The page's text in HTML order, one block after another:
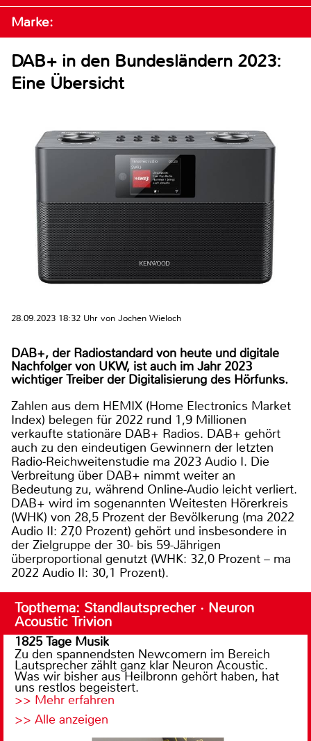
Marke:
DAB+ in den Bundesländern 2023:
Eine Übersicht
28.09.2023 18:32 Uhr von Jochen Wieloch
DAB+, der Radiostandard von heute und digitale
Nachfolger von UKW, ist auch im Jahr 2023
wichtiger Treiber der Digitalisierung des Hörfunks.
Zahlen aus dem HEMIX (Home Electronics Market
Index) belegen für 2022 rund 1,9 Millionen
verkaufte stationäre DAB+ Radios. DAB+ gehört
auch zu den eindeutigen Gewinnern der letzten
Radio-Reichweitenstudie ma 2023 Audio I. Die
Verbreitung über DAB+ nimmt weiter an
Bedeutung zu, während Online-Audio leicht verliert.
DAB+ wird im sogenannten Weitesten Hörerkreis
(WHK) von 28,5 Prozent der Bevölkerung (ma 2022
Audio II: 27,0 Prozent) gehört und insbesondere in
der Zielgruppe der 30- bis 59-Jährigen
überproportional genutzt (WHK: 32,0 Prozent – ma
2022 Audio II: 30,1 Prozent).
Topthema: Standlautsprecher · Neuron
Acoustic Trivion
1825 Tage Musik
Zu den spannendsten Newcomern im Bereich
Lautsprecher zählt ganz klar Neuron Acoustic.
Was wir bisher aus Heilbronn gehört haben, hat
uns restlos begeistert.
>> Mehr erfahren
>> Alle anzeigen